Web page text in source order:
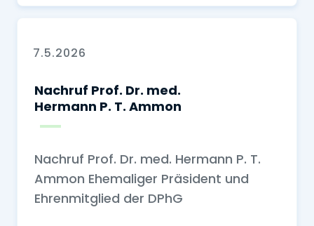
7.5.2026
Nachruf Prof. Dr. med.
Hermann P. T. Ammon
Nachruf Prof. Dr. med. Hermann P. T.
Ammon Ehemaliger Präsident und
Ehrenmitglied der DPhG